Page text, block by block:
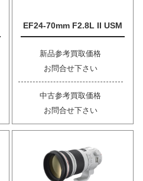
EF24-70mm F2.8L II USM
新品参考買取価格
お問合せ下さい
中古参考買取価格
お問合せ下さい